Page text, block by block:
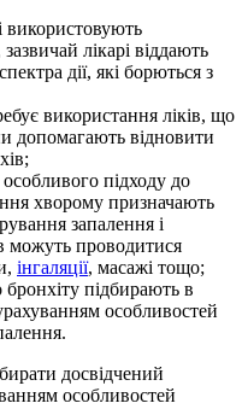
використовують
лікарі віддають
дії, які борються з
використання ліків, що
допомагають відновити
підходу до
хворому призначають
запалення і
можуть проводитися
інгаляції, масажі тощо;
підбирають в
особливостей
досвідчений
особливостей